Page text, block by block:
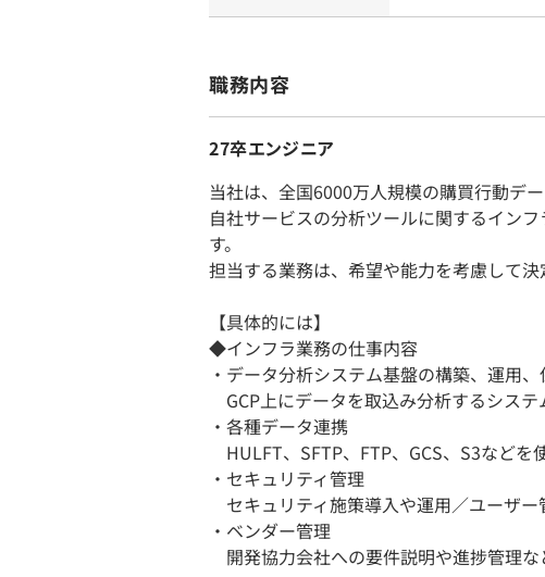
職務内容
27卒エンジニア
当社は、全国6000万人規模の購買行動デ
自社サービスの分析ツールに関するイン
す。
担当する業務は、希望や能力を考慮して決
【具体的には】
◆インフラ業務の仕事内容
・データ分析システム基盤の構築、運用、
GCP上にデータを取込み分析するシステ
・各種データ連携
HULFT、SFTP、FTP、GCS、S3などを
・セキュリティ管理
セキュリティ施策導入や運用／ユーザー
・ベンダー管理
開発協力会社への要件説明や進捗管理な